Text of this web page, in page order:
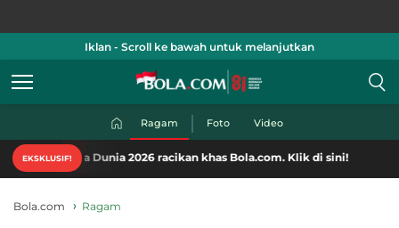
Iklan - Scroll ke bawah untuk melanjutkan
Ragam Foto Video
EKSKLUSIF!
Dunia 2026 racikan khas Bola.com. Klik di sini!
Bola.com Ragam